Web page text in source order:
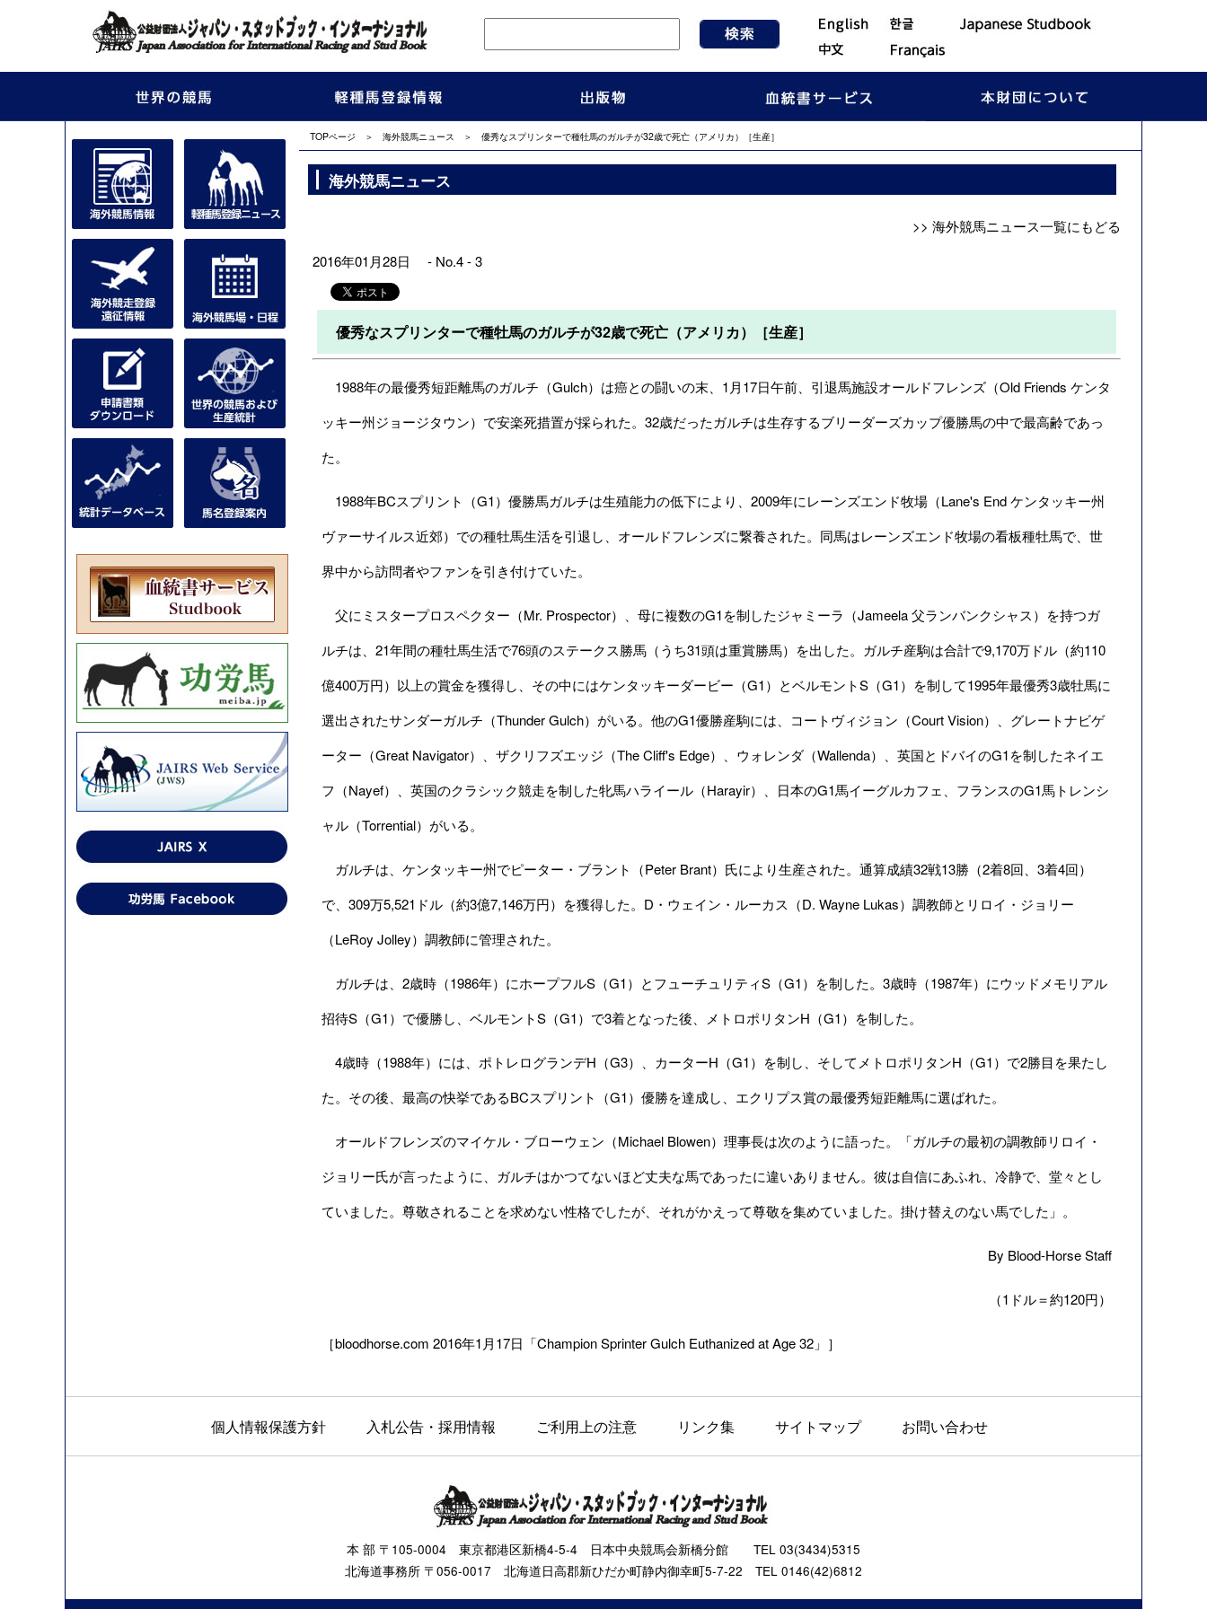
TOPページ ＞ 海外競馬ニュース ＞ 優秀なスプリンターで種牡馬のガルチが32歳で死亡（アメリカ）［生産］
海外競馬ニュース
>> 海外競馬ニュース一覧にもどる
2016年01月28日 - No.4 - 3
優秀なスプリンターで種牡馬のガルチが32歳で死亡（アメリカ）［生産］
1988年の最優秀短距離馬のガルチ（Gulch）は癌との闘いの末、1月17日午前、引退馬施設オールドフレンズ（Old Friends ケンタ
ッキー州ジョージタウン）で安楽死措置が採られた。32歳だったガルチは生存するブリーダーズカップ優勝馬の中で最高齢であっ
た。
1988年BCスプリント（G1）優勝馬ガルチは生殖能力の低下により、2009年にレーンズエンド牧場（Lane's End ケンタッキー州
ヴァーサイルス近郊）での種牡馬生活を引退し、オールドフレンズに繋養された。同馬はレーンズエンド牧場の看板種牡馬で、世
界中から訪問者やファンを引き付けていた。
父にミスタープロスペクター（Mr. Prospector）、母に複数のG1を制したジャミーラ（Jameela 父ランバンクシャス）を持つガ
ルチは、21年間の種牡馬生活で76頭のステークス勝馬（うち31頭は重賞勝馬）を出した。ガルチ産駒は合計で9,170万ドル（約110
億400万円）以上の賞金を獲得し、その中にはケンタッキーダービー（G1）とベルモントS（G1）を制して1995年最優秀3歳牡馬に
選出されたサンダーガルチ（Thunder Gulch）がいる。他のG1優勝産駒には、コートヴィジョン（Court Vision）、グレートナビゲ
ーター（Great Navigator）、ザクリフズエッジ（The Cliff's Edge）、ウォレンダ（Wallenda）、英国とドバイのG1を制したネイエ
フ（Nayef）、英国のクラシック競走を制した牝馬ハライール（Harayir）、日本のG1馬イーグルカフェ、フランスのG1馬トレンシ
ャル（Torrential）がいる。
ガルチは、ケンタッキー州でピーター・ブラント（Peter Brant）氏により生産された。通算成績32戦13勝（2着8回、3着4回）
で、309万5,521ドル（約3億7,146万円）を獲得した。D・ウェイン・ルーカス（D. Wayne Lukas）調教師とリロイ・ジョリー
（LeRoy Jolley）調教師に管理された。
ガルチは、2歳時（1986年）にホープフルS（G1）とフューチュリティS（G1）を制した。3歳時（1987年）にウッドメモリアル
招待S（G1）で優勝し、ベルモントS（G1）で3着となった後、メトロポリタンH（G1）を制した。
4歳時（1988年）には、ポトレログランデH（G3）、カーターH（G1）を制し、そしてメトロポリタンH（G1）で2勝目を果たし
た。その後、最高の快挙であるBCスプリント（G1）優勝を達成し、エクリプス賞の最優秀短距離馬に選ばれた。
オールドフレンズのマイケル・ブローウェン（Michael Blowen）理事長は次のように語った。「ガルチの最初の調教師リロイ・
ジョリー氏が言ったように、ガルチはかつてないほど丈夫な馬であったに違いありません。彼は自信にあふれ、冷静で、堂々とし
ていました。尊敬されることを求めない性格でしたが、それがかえって尊敬を集めていました。掛け替えのない馬でした」。
By Blood-Horse Staff
（1ドル＝約120円）
［bloodhorse.com 2016年1月17日「Champion Sprinter Gulch Euthanized at Age 32」］
個人情報保護方針 入札公告・採用情報 ご利用上の注意 リンク集 サイトマップ お問い合わせ
本 部 〒105-0004 東京都港区新橋4-5-4 日本中央競馬会新橋分館 TEL 03(3434)5315
北海道事務所 〒056-0017 北海道日高郡新ひだか町静内御幸町5-7-22 TEL 0146(42)6812